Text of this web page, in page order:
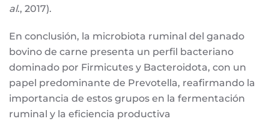
al., 2017).
En conclusión, la microbiota ruminal del ganado
bovino de carne presenta un perfil bacteriano
dominado por Firmicutes y Bacteroidota, con un
papel predominante de Prevotella, reafirmando la
importancia de estos grupos en la fermentación
ruminal y la eficiencia productiva